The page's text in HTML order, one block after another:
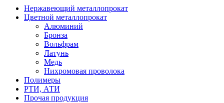
Нержавеющий металлопрокат
Цветной металлопрокат
Алюминий
Бронза
Вольфрам
Латунь
Медь
Нихромовая проволока
Полимеры
РТИ, АТИ
Прочая продукция